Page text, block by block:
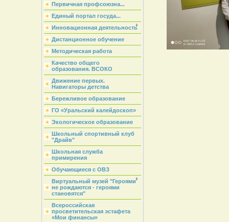
Первичная профсоюзна...
Единый портал госуда...
Инновационная деятельность
Дистанционное обучение
Методическая работа
Качество общего
образования. ВСОКО
Движение первых.
Навигаторы детства
Бережливое образование
ГО «Уральский калейдоскоп»
Экологическое образование
Школьный спортивный клуб
"Драйв"
Школьная служба
примирения
Обучающиеся с ОВЗ
Виртуальный музей "Героями
не рождаются - героями
становятся"
Всероссийская
просветительская эстафета
«Мои финансы»